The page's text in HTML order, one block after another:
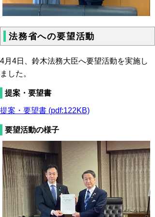
法務省への要望活動
4月4日、鈴木法務大臣へ要望活動を実施し
ました。
提案・要望書
提案・要望書 (pdf:122KB)
要望活動の様子